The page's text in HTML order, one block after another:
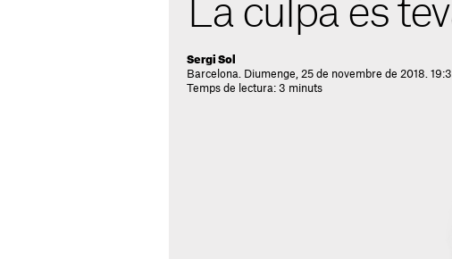
La culpa és
Sergi Sol
Barcelona. Diumenge, 25 de novembre de 2018.
Temps de lectura: 3 minuts